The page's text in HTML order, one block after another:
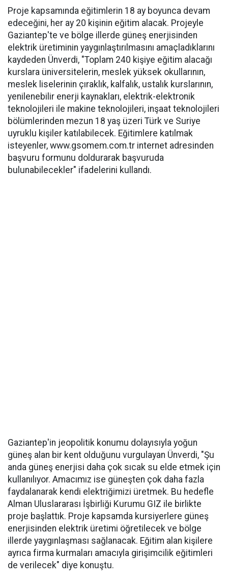
Proje kapsamında eğitimlerin 18 ay boyunca devam
edeceğini, her ay 20 kişinin eğitim alacak. Projeyle
Gaziantep'te ve bölge illerde güneş enerjisinden
elektrik üretiminin yaygınlaştırılmasını amaçladıklarını
kaydeden Ünverdi, "Toplam 240 kişiye eğitim alacağı
kurslara üniversitelerin, meslek yüksek okullarının,
meslek liselerinin çıraklık, kalfalık, ustalık kurslarının,
yenilenebilir enerji kaynakları, elektrik-elektronik
teknolojileri ile makine teknolojileri, inşaat teknolojileri
bölümlerinden mezun 18 yaş üzeri Türk ve Suriye
uyruklu kişiler katılabilecek. Eğitimlere katılmak
isteyenler, www.gsomem.com.tr internet adresinden
başvuru formunu doldurarak başvuruda
bulunabilecekler" ifadelerini kullandı.
Gaziantep'in jeopolitik konumu dolayısıyla yoğun
güneş alan bir kent olduğunu vurgulayan Ünverdi, "Şu
anda güneş enerjisi daha çok sıcak su elde etmek için
kullanılıyor. Amacımız ise güneşten çok daha fazla
faydalanarak kendi elektriğimizi üretmek. Bu hedefle
Alman Uluslararası İşbirliği Kurumu GIZ ile birlikte
proje başlattık. Proje kapsamda kursiyerlere güneş
enerjisinden elektrik üretimi öğretilecek ve bölge
illerde yaygınlaşması sağlanacak. Eğitim alan kişilere
ayrıca firma kurmaları amacıyla girişimcilik eğitimleri
de verilecek" diye konuştu.